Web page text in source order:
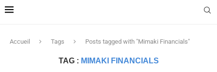
Accueil Tags Posts tagged with "Mimaki Financials"
TAG : MIMAKI FINANCIALS